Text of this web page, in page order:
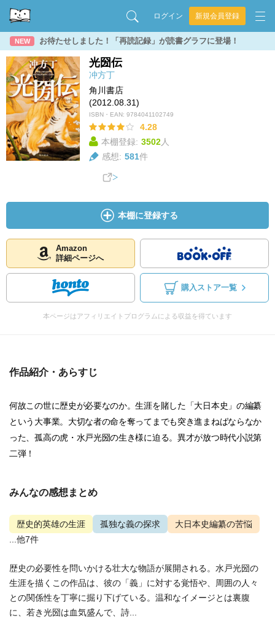
ログイン 新規会員登録
NEW お待たせしました！「再読記録」が読書グラフに登場！
光圀伝
冲方丁
角川書店
(2012.08.31)
ISBN・EAN: 9784041102749
4.28
本棚登録: 3502人
感想: 581件
本棚に登録する
Amazon
詳細ページへ
購入ストア一覧
本ページはアフィリエイトプログラムによる収益を得ています
作品紹介・あらすじ
何故この世に歴史が必要なのか。生涯を賭した「大日本史」の編纂
という大事業。大切な者の命を奪ってまでも突き進まねばならなか
った、孤高の虎・水戸光圀の生き様に迫る。異才が放つ時代小説第
二弾！
みんなの感想まとめ
歴史的英雄の生涯 孤独な義の探求
大日本史編纂の苦悩
...他7件
歴史の必要性を問いかける壮大な物語が展開される。水戸光圀の
生涯を描くこの作品は、彼の「義」に対する覚悟や、周囲の人々
との関係性を丁寧に掘り下げている。温和なイメージとは裏腹
に、若き光圀は血気盛んで、詩...